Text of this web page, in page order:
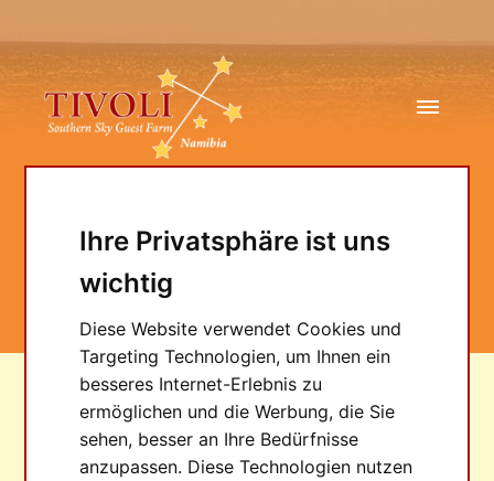
Ihre Privatsphäre ist uns
wichtig
Diese Website verwendet Cookies und
Targeting Technologien, um Ihnen ein
besseres Internet-Erlebnis zu
ermöglichen und die Werbung, die Sie
sehen, besser an Ihre Bedürfnisse
anzupassen. Diese Technologien nutzen
Mietwagen
IHRE ANREISE